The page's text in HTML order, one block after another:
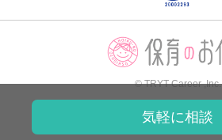
気軽に相談
© TRYT Career ,Inc.